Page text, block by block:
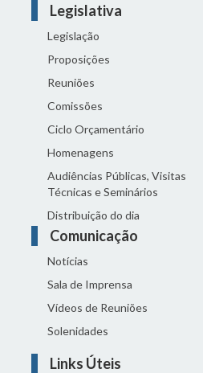
Legislativa
Legislação
Proposições
Reuniões
Comissões
Ciclo Orçamentário
Homenagens
Audiências Públicas, Visitas
Técnicas e Seminários
Distribuição do dia
Comunicação
Notícias
Sala de Imprensa
Vídeos de Reuniões
Solenidades
Links Úteis